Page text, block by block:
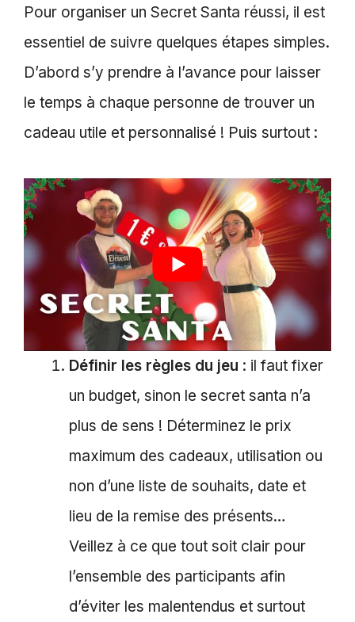
Pour organiser un Secret Santa réussi, il est
essentiel de suivre quelques étapes simples.
D’abord s’y prendre à l’avance pour laisser
le temps à chaque personne de trouver un
cadeau utile et personnalisé ! Puis surtout :
Définir les règles du jeu : il faut fixer
un budget, sinon le secret santa n’a
plus de sens ! Déterminez le prix
maximum des cadeaux, utilisation ou
non d’une liste de souhaits, date et
lieu de la remise des présents…
Veillez à ce que tout soit clair pour
l’ensemble des participants afin
d’éviter les malentendus et surtout